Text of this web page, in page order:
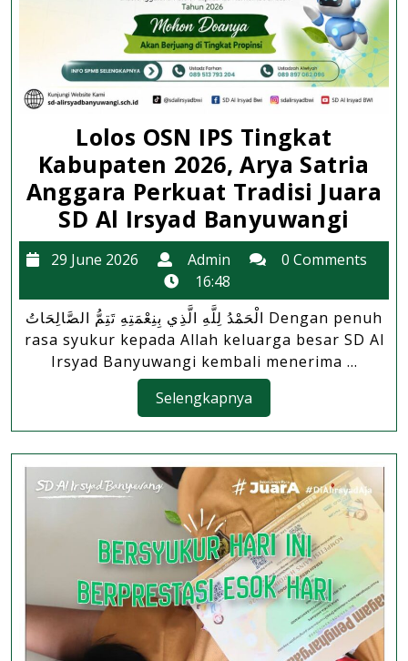
Lolos OSN IPS Tingkat
Kabupaten 2026, Arya Satria
Anggara Perkuat Tradisi Juara
SD Al Irsyad Banyuwangi
OSN
IPS
2026,
SD
Al
29 June 2026
29
June
2026
Admin Admin0 Comments
16:48
الْحَمْدُ لِلَّهِ الَّذِي بِنِعْمَتِهِ تَتِمُّ الصَّالِحَاتُ Dengan penuh
rasa syukur kepada Allah keluarga besar SD Al
Irsyad Banyuwangi kembali menerima ...
Selengkapnya